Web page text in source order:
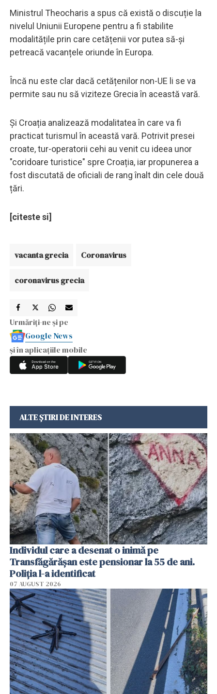
Ministrul Theocharis a spus că există o discuție la
nivelul Uniunii Europene pentru a fi stabilite
modalitățile prin care cetățenii vor putea să-și
petreacă vacanțele oriunde în Europa.
Încă nu este clar dacă cetățenilor non-UE li se va
permite sau nu să viziteze Grecia în această vară.
Și Croația analizează modalitatea în care va fi
practicat turismul în această vară. Potrivit presei
croate, tur-operatorii cehi au venit cu ideea unor
"coridoare turistice" spre Croația, iar propunerea a
fost discutată de oficiali de rang înalt din cele două
țări.
[citeste si]
vacanta grecia Coronavirus
coronavirus grecia
Urmăriți-ne și pe
Google News
și în aplicațiile mobile
ALTE ȘTIRI DE INTERES
Individul care a desenat o inimă pe
Transfăgărășan este pensionar la 55 de ani.
Poliția l-a identificat
07 AUGUST 2026